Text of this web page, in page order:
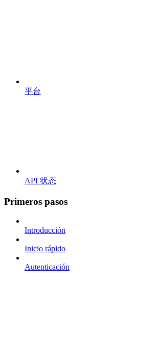
平台
API 状态
Primeros pasos
Introducción
Inicio rápido
Autenticación